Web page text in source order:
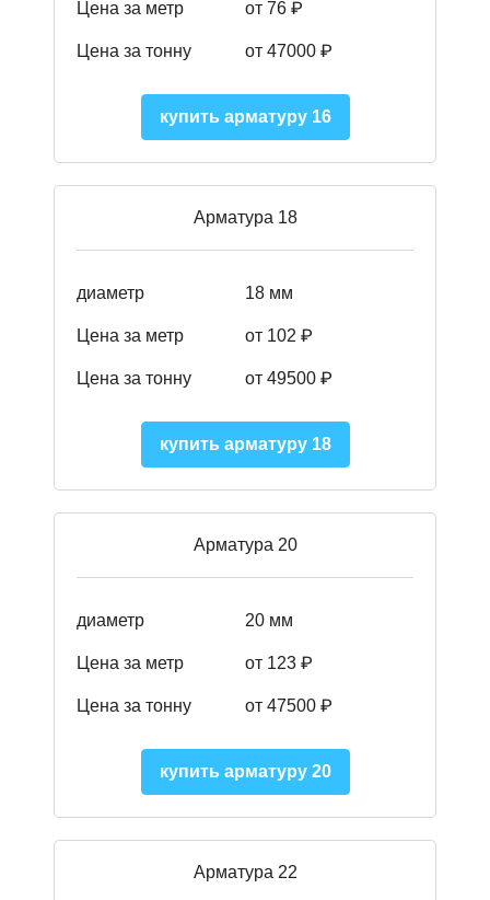
Цена за метр от 76 ₽
Цена за тонну от 47000 ₽
купить арматуру 16
Арматура 18
диаметр 18 мм
Цена за метр от 102 ₽
Цена за тонну от 49500 ₽
купить арматуру 18
Арматура 20
диаметр 20 мм
Цена за метр от 123 ₽
Цена за тонну от 47500 ₽
купить арматуру 20
Арматура 22